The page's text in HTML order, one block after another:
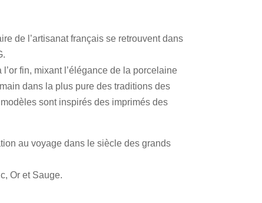
de l’artisanat français se retrouvent dans
fin, mixant l’élégance de la porcelaine
dans la plus pure des traditions des
sont inspirés des imprimés des
au voyage dans le siècle des grands
Or et Sauge.